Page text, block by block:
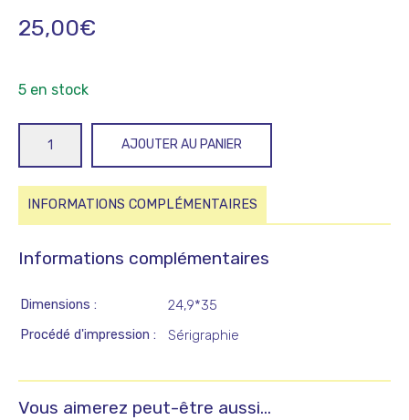
25,00€
5 en stock
du
loup
AJOUTER AU PANIER
INFORMATIONS COMPLÉMENTAIRES
Informations complémentaires
Dimensions 24,9*35
Procédé d'impression Sérigraphie
Vous aimerez peut-être aussi…